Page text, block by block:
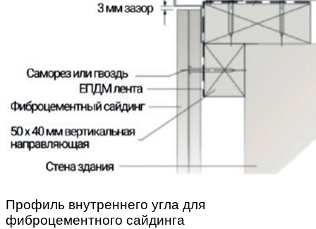
Профиль внутреннего угла для
фиброцементного сайдинга